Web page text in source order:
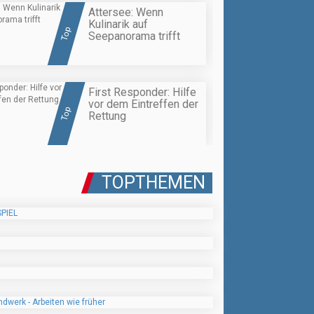
Top
Attersee: Wenn
Kulinarik auf
Seepanorama trifft
Top
First Responder: Hilfe
vor dem Eintreffen der
Rettung
TOPTHEMEN